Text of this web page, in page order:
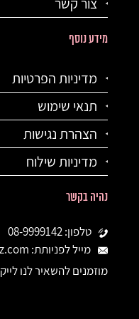
מידע נוסף
מדיניות הפרטיות
תנאי שימוש
הצהרת נגישות
מדיניות שילוח
נהיה בקשר
טלפון: 08-9999142
מייל לפניותת: support@maaraz.com
מוזמנים להשאיר לנו לייק